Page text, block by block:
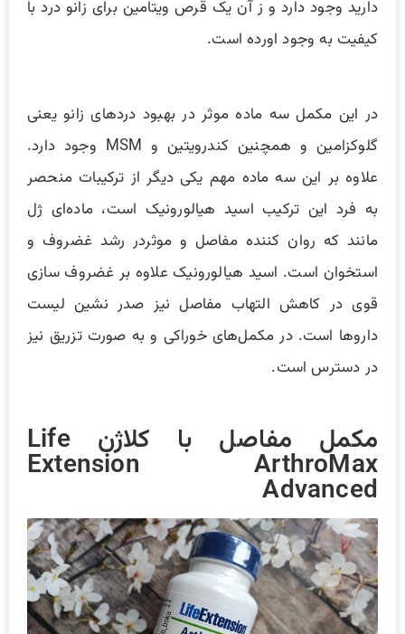
دارید وجود دارد و ز آن یک قرص ویتامین برای زانو درد با
کیفیت به وجود اورده است.
در این مکمل سه ماده موثر در بهبود دردهای زانو یعنی
گلوکزامین و همچنین کندرویتین و MSM وجود دارد.
علاوه بر این سه ماده مهم یکی دیگر از‌ ترکیبات منحصر
به فرد این ‌ترکیب اسید هیالورونیک است، ماده‌ای ژل
مانند که روان کننده مفاصل و موثردر رشد غضروف و
استخوان است. اسید هیالورونیک علاوه بر غضروف سازی
قوی در کاهش التهاب مفاصل نیز صدر نشین لیست
داروها است. در مکمل‌های خوراکی و به صورت تزریق نیز
در دسترس است.
مکمل مفاصل با کلاژن Life
Extension ArthroMax
Advanced